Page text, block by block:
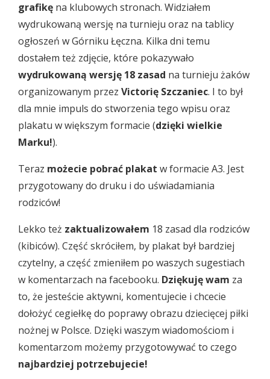
grafikę na klubowych stronach. Widziałem
wydrukowaną wersję na turnieju oraz na tablicy
ogłoszeń w Górniku Łęczna. Kilka dni temu
dostałem też zdjęcie, które pokazywało
wydrukowaną wersję 18 zasad na turnieju żaków
organizowanym przez Victorię Szczaniec. I to był
dla mnie impuls do stworzenia tego wpisu oraz
plakatu w większym formacie (dzięki wielkie
Marku!).
Teraz możecie pobrać plakat w formacie A3. Jest
przygotowany do druku i do uświadamiania
rodziców!
Lekko też zaktualizowałem 18 zasad dla rodziców
(kibiców). Część skróciłem, by plakat był bardziej
czytelny, a część zmieniłem po waszych sugestiach
w komentarzach na facebooku. Dziękuję wam za
to, że jesteście aktywni, komentujecie i chcecie
dołożyć cegiełkę do poprawy obrazu dziecięcej piłki
nożnej w Polsce. Dzięki waszym wiadomościom i
komentarzom możemy przygotowywać to czego
najbardziej potrzebujecie!